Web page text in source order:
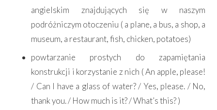
angielskim znajdujących się w naszym
podróżniczym otoczeniu ( a plane, a bus, a shop, a
museum, a restaurant, fish, chicken, potatoes)
powtarzanie prostych do zapamiętania
konstrukcji i korzystanie z nich ( An apple, please!
/ Can I have a glass of water? / Yes, please. / No,
thank you. / How much is it? / What’s this? )